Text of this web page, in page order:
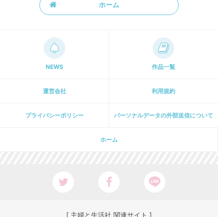
ホーム
NEWS 作品一覧
運営会社 利用規約
プライパシーポリシー パーソナルデータの外部送信について
ホーム
[ 主婦と生活社 関連サイト ]